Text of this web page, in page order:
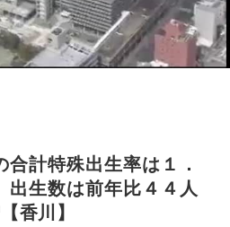
合計特殊出生率は１．
生数は前年比４４人
香川】